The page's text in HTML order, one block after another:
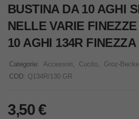
BUSTINA DA 10 AGHI
NELLE VARIE
10 AGHI 134R FINEZZA
Categorie: Accessori, Cucito, Groz-
COD: Q134R/130 GR
3,50€